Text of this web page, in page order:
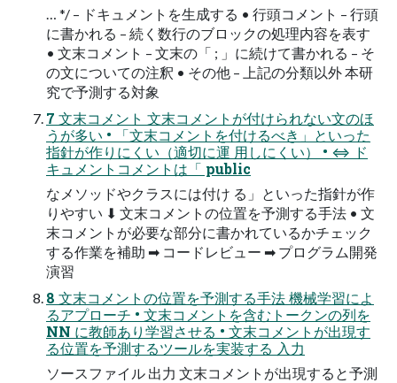
… */ – ドキュメントを生成する • 行頭コメント – 行頭
に書かれる – 続く数行のブロックの処理内容を表す
• 文末コメント – 文末の「 ; 」に続けて書かれる – そ
の文についての注釈 • その他 – 上記の分類以外 本研
究で予測する対象
7 文末コメント 文末コメントが付けられない文のほ
うが多い • 「文末コメントを付けるべき」といった
指針が作りにくい（適切に運 用しにくい） • ⇔ ド
キュメントコメントは「 public
なメソッドやクラスには付け る」といった指針が作
りやすい ⬇ 文末コメントの位置を予測する手法 • 文
末コメントが必要な部分に書かれているかチェック
する作業を補助 ➡ コードレビュー ➡ プログラム開発
演習
8 文末コメントの位置を予測する手法 機械学習によ
るアプローチ • 文末コメントを含むトークンの列を
NN に教師あり学習させる • 文末コメントが出現す
る位置を予測するツールを実装する 入力
ソースファイル 出力 文末コメントが出現すると予測